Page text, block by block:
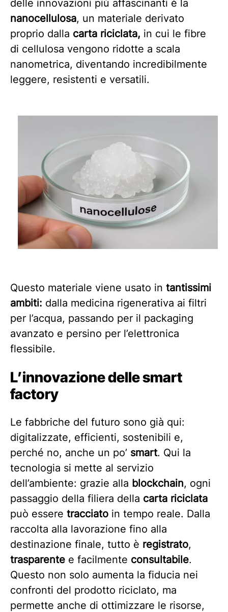
delle innovazioni più affascinanti è la
nanocellulosa, un materiale derivato
proprio dalla carta riciclata, in cui le fibre
di cellulosa vengono ridotte a scala
nanometrica, diventando incredibilmente
leggere, resistenti e versatili.
Questo materiale viene usato in tantissimi
ambiti: dalla medicina rigenerativa ai filtri
per l’acqua, passando per il packaging
avanzato e persino per l’elettronica
flessibile.
L’innovazione delle smart
factory
Le fabbriche del futuro sono già qui:
digitalizzate, efficienti, sostenibili e,
perché no, anche un po’ smart. Qui la
tecnologia si mette al servizio
dell’ambiente: grazie alla blockchain, ogni
passaggio della filiera della carta riciclata
può essere tracciato in tempo reale. Dalla
raccolta alla lavorazione fino alla
destinazione finale, tutto è registrato,
trasparente e facilmente consultabile.
Questo non solo aumenta la fiducia nei
confronti del prodotto riciclato, ma
permette anche di ottimizzare le risorse,